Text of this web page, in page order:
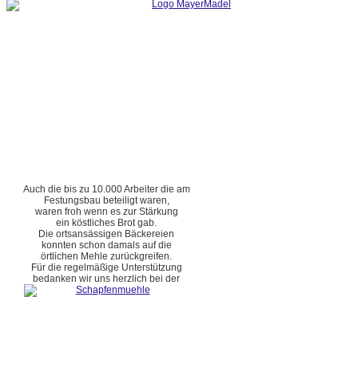
Auch die bis zu 10.000 Arbeiter die am
Festungsbau beteiligt waren,
waren froh wenn es zur Stärkung
ein köstliches Brot gab.
Die ortsansässigen Bäckereien
konnten schon damals auf die
örtlichen Mehle zurückgreifen.
Für die regelmäßige Unterstützung
bedanken wir uns herzlich bei der